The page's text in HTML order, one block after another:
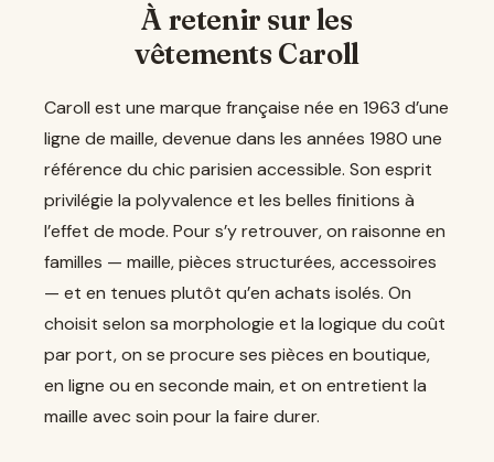
À retenir sur les
vêtements Caroll
Caroll est une marque française née en 1963 d’une
ligne de maille, devenue dans les années 1980 une
référence du chic parisien accessible. Son esprit
privilégie la polyvalence et les belles finitions à
l’effet de mode. Pour s’y retrouver, on raisonne en
familles — maille, pièces structurées, accessoires
— et en tenues plutôt qu’en achats isolés. On
choisit selon sa morphologie et la logique du coût
par port, on se procure ses pièces en boutique,
en ligne ou en seconde main, et on entretient la
maille avec soin pour la faire durer.